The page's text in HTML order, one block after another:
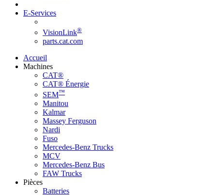
E-Services
VisionLink®
parts.cat.com
Accueil
Machines
CAT®
CAT® Énergie
SEM™
Manitou
Kalmar
Massey Ferguson
Nardi
Fuso
Mercedes-Benz Trucks
MCV
Mercedes-Benz Bus
FAW Trucks
Pièces
Batteries